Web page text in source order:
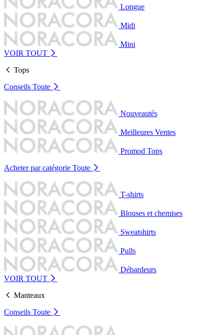
Longue
Midi
Mini
VOIR TOUT
Tops
Conseils Toute
Nouveautés
Meilleures Ventes
Promod Tops
Acheter par catégorie Toute
T-shirts
Blouses et chemises
Sweatshirts
Pulls
Débardeurs
VOIR TOUT
Manteaux
Conseils Toute